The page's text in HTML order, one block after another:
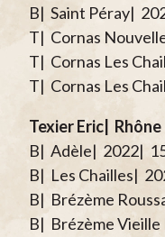
B| Saint Péray|
T| Cornas
T| Cornas Les
T| Cornas Les
Texier Eric| Rhône
B| Adèle| 2022|
B| Les Chailles|
B| Brézème
B| Brézème